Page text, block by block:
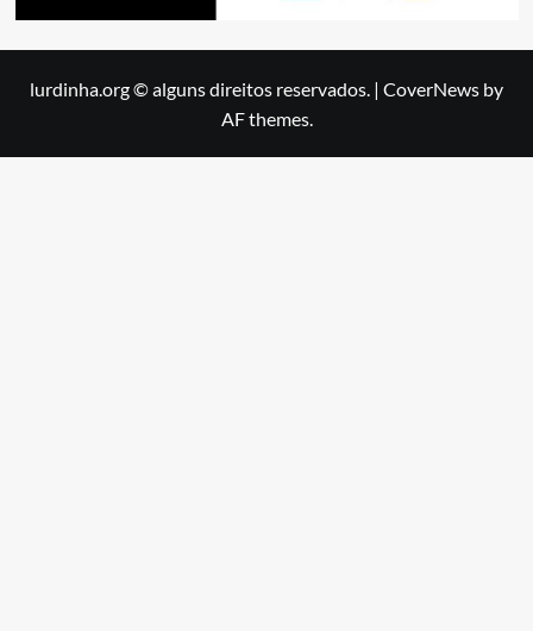
lurdinha.org © alguns direitos reservados. | CoverNews by
AF themes.